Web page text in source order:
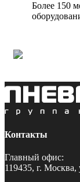
Более 150
Контакты
Главный офис:
119435, г. Москва,